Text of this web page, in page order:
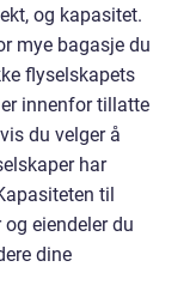
og kapasitet.
mye bagasje du
flyselskapets
innenfor tillatte
du velger å
har
til
eiendeler du
dine